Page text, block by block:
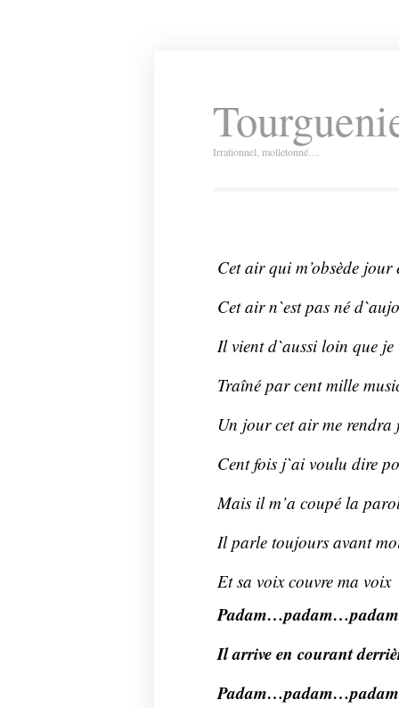
Irrationnel, molletonné…
Cet air qui m’obsède jour
Cet air n`est pas né
Il vient d`aussi loin que je
Traîné par cent mille
Un jour cet air me rendra
Cent fois j`ai voulu dire
Mais il m’a coupé la
Il parle toujours avant
Et sa voix couvre ma voix
Il arrive en courant